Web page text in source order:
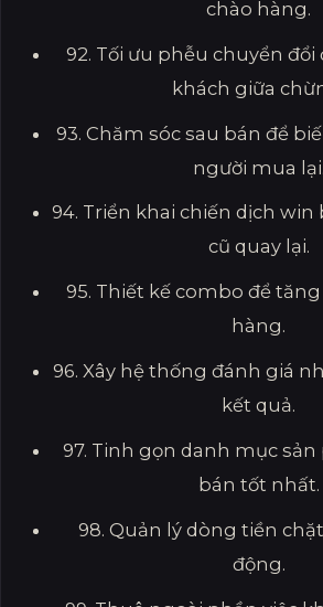
chào hàng.
92. Tối ưu phễu chuyển
khách giữa
93. Chăm sóc sau bán để
người mua lại.
94. Triển khai chiến dịch win
cũ quay lại.
95. Thiết kế combo để
hàng.
96. Xây hệ thống đánh giá
kết quả.
97. Tinh gọn danh mục
bán tốt nhất.
98. Quản lý dòng tiền
động.